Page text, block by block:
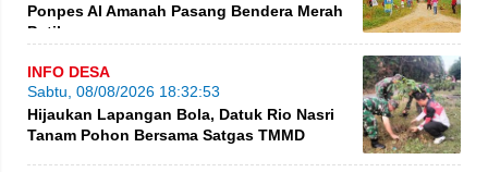
Ponpes Al Amanah Pasang Bendera Merah
Putih
INFO DESA
Sabtu, 08/08/2026 18:32:53
Hijaukan Lapangan Bola, Datuk Rio Nasri
Tanam Pohon Bersama Satgas TMMD